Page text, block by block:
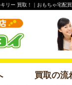
リー 買取！｜おもちゃ宅配
買取の流